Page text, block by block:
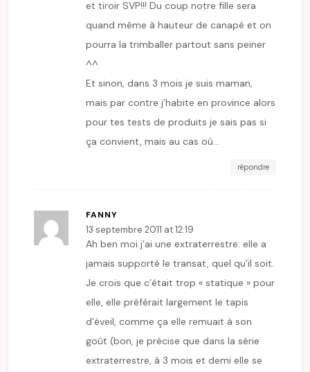
et tiroir SVP!!! Du coup notre fille sera
quand même à hauteur de canapé et on
pourra la trimballer partout sans peiner
^^
Et sinon, dans 3 mois je suis maman,
mais par contre j’habite en province alors
pour tes tests de produits je sais pas si
ça convient, mais au cas où…
répondre
FANNY
13 septembre 2011 at 12:19
Ah ben moi j’ai une extraterrestre: elle a
jamais supporté le transat, quel qu’il soit.
Je crois que c’était trop « statique » pour
elle, elle préférait largement le tapis
d’éveil, comme ça elle remuait à son
goût (bon, je précise que dans la série
extraterrestre, à 3 mois et demi elle se